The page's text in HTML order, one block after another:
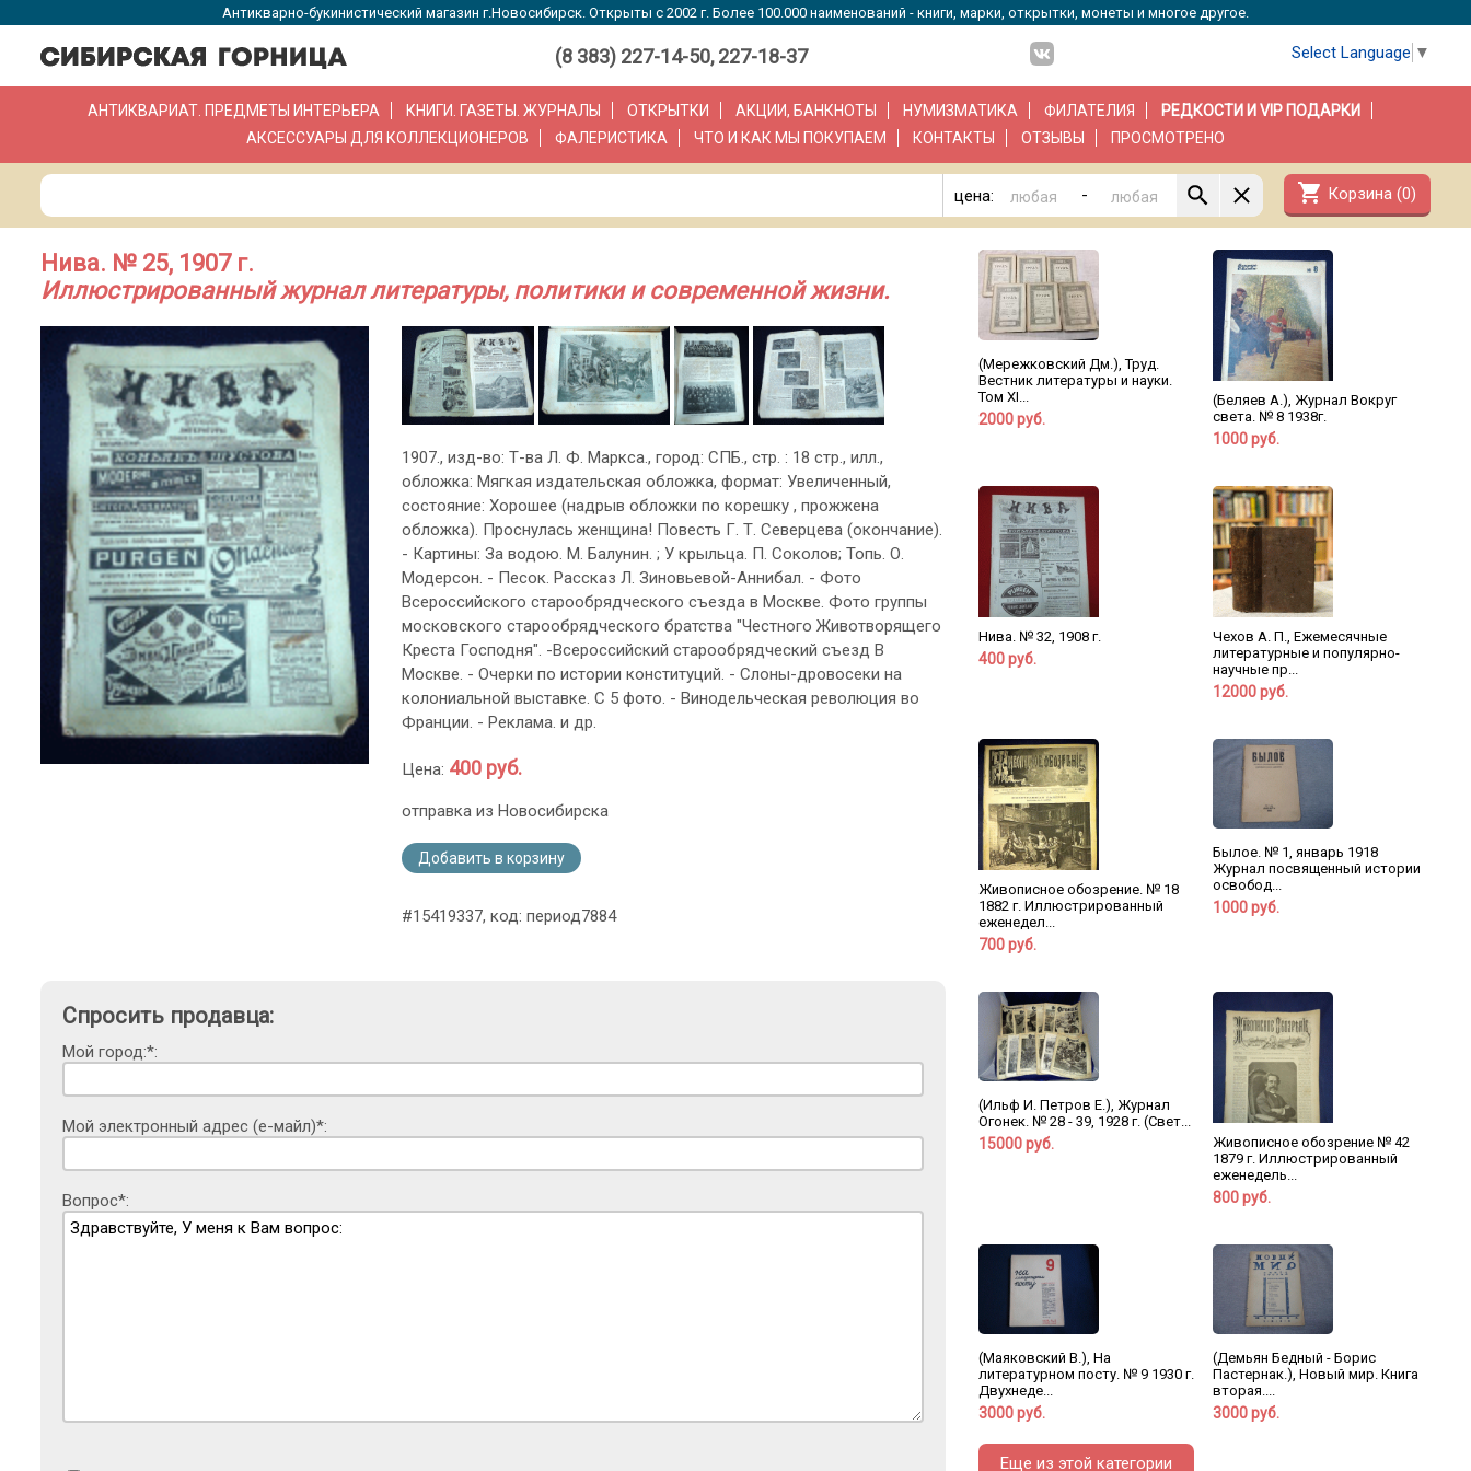
Антикварно-букинистический магазин г.Новосибирск. Открыты с 2002 г. Более 100.000 наименований - книги, марки, открытки, монеты и многое другое.
(8 383) 227-14-50, 227-18-37 Select Language ▼
АНТИКВАРИАТ. ПРЕДМЕТЫ ИНТЕРЬЕРА КНИГИ. ГАЗЕТЫ. ЖУРНАЛЫ ОТКРЫТКИ АКЦИИ, БАНКНОТЫ НУМИЗМАТИКА ФИЛАТЕЛИЯ
РЕДКОСТИ И VIP ПОДАРКИ
АКСЕССУАРЫ ДЛЯ КОЛЛЕКЦИОНЕРОВ
ФАЛЕРИСТИКА ЧТО И КАК МЫ ПОКУПАЕМ КОНТАКТЫ ОТЗЫВЫ ПРОСМОТРЕНО
цена: - shopping_cart Корзина (0)
Нива. № 25, 1907 г.
Иллюстрированный журнал литературы, политики и современной жизни.
1907., изд-во: Т-ва Л. Ф. Маркса., город: СПБ., стр. : 18 стр., илл.,
обложка: Мягкая издательская обложка, формат: Увеличенный,
состояние: Хорошее (надрыв обложки по корешку , прожжена
обложка). Проснулась женщина! Повесть Г. Т. Северцева (окончание).
- Картины: За водою. М. Балунин. ; У крыльца. П. Соколов; Топь. О.
Модерсон. - Песок. Рассказ Л. Зиновьевой-Аннибал. - Фото
Всероссийского старообрядческого съезда в Москве. Фото группы
московского старообрядческого братства "Честного Животворящего
Креста Господня". -Всероссийский старообрядческий съезд В
Москве. - Очерки по истории конституций. - Слоны-дровосеки на
колониальной выставке. С 5 фото. - Винодельческая революция во
Франции. - Реклама. и др.
Цена: 400 руб.
отправка из Новосибирска
Добавить в корзину
#15419337, код: период7884
Спросить продавца:
Мой город:*:
Мой электронный адрес (е-майл)*:
Вопрос*:
(Мережковский Дм.), Труд.
Вестник литературы и науки.
Том XI...
2000 руб.
(Беляев А.), Журнал Вокруг
света. № 8 1938г.
1000 руб.
Нива. № 32, 1908 г.
400 руб.
Чехов А. П., Ежемесячные
литературные и популярно-
научные пр...
12000 руб.
Живописное обозрение. № 18
1882 г. Иллюстрированный
еженедел...
700 руб.
Былое. № 1, январь 1918
Журнал посвященный истории
освобод...
1000 руб.
(Ильф И. Петров Е.), Журнал
Огонек. № 28 - 39, 1928 г. (Свет...
15000 руб.
Живописное обозрение № 42
1879 г. Иллюстрированный
еженедель...
800 руб.
(Маяковский В.), На
литературном посту. № 9 1930 г.
Двухнеде...
3000 руб.
(Демьян Бедный - Борис
Пастернак.), Новый мир. Книга
вторая....
3000 руб.
Еще из этой категории